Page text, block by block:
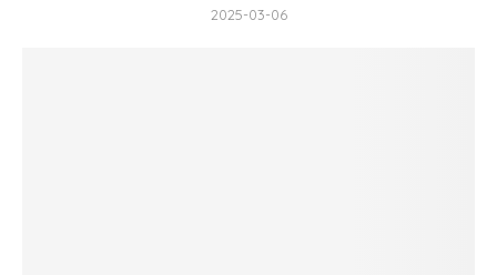
2025-03-06